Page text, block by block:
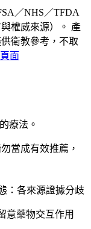
／NHS／TFDA
權威來源）。 產
衛教參考，不取
面
療法。
當成有效推薦，
：各來源證據分歧
意藥物交互作用